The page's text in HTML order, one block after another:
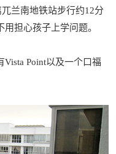
兰南地铁站步行约12分
担心孩子上学问题。
Point以及一个口福